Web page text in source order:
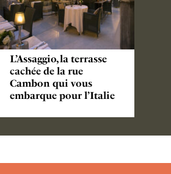
L’Assaggio, la terrasse
cachée de la rue
Cambon qui vous
embarque pour l’Italie